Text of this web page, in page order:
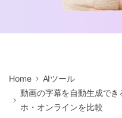
Home
AIツール
動画の字幕を自動生成で
ホ・オンラインを比較